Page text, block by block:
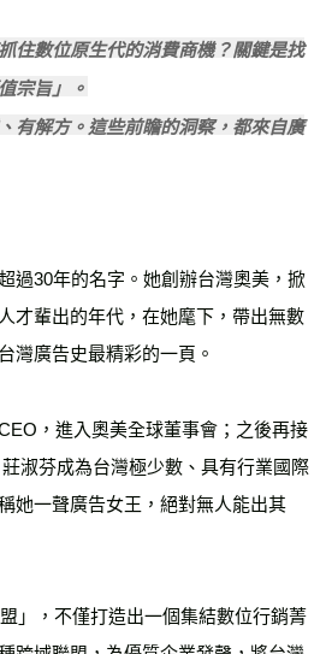
住數位原生代的消費商機？關鍵是找
宗旨」。
有解方。這些前瞻的洞察，都來自廣
過30年的名字。她創辦台灣奧美，掀
才輩出的年代，在她麾下，帶出無數
灣廣告史最精彩的一頁。
，進入奧美全球董事會；之後再接
淑芬成為台灣極少數、具有行業國際
她一聲廣告女王，絕對無人能出其
」，不僅打造出一個集結數位行銷菁